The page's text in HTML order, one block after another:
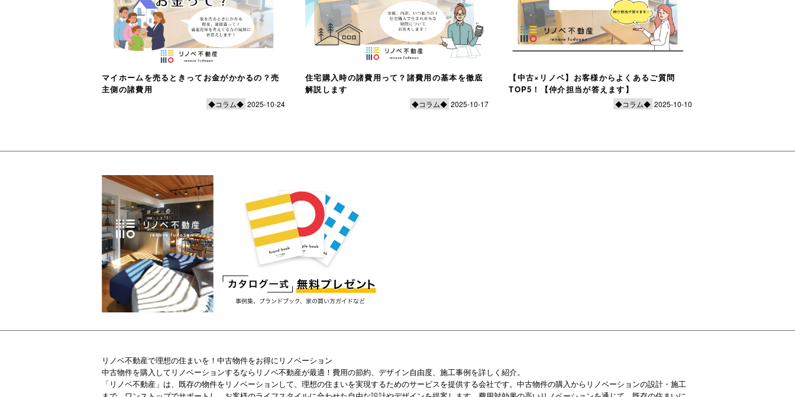
マイホームを売るときってお金がかかるの？売
主側の諸費用
◆コラム◆ 2025-10-24
住宅購入時の諸費用って？諸費用の基本を徹底
解説します
◆コラム◆ 2025-10-17
【中古×リノベ】お客様からよくあるご質問
TOP5！【仲介担当が答えます】
◆コラム◆ 2025-10-10
リノベ不動産で理想の住まいを！中古物件をお得にリノベーション
中古物件を購入してリノベーションするならリノベ不動産が最適！費用の節約、デザイン自由度、施工事例を詳しく紹介。
「リノベ不動産」は、既存の物件をリノベーションして、理想の住まいを実現するためのサービスを提供する会社です。中古物件の購入からリノベーションの設計・施工